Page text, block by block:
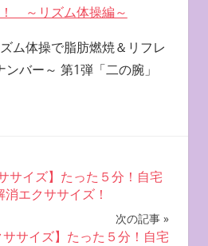
～リズム体操編～
ム体操で脂肪燃焼＆リフレ
バー～ 第1弾「二の腕」
サイズ】たった５分！自宅
エクササイズ！
次の記事
サイズ】たった５分！自宅